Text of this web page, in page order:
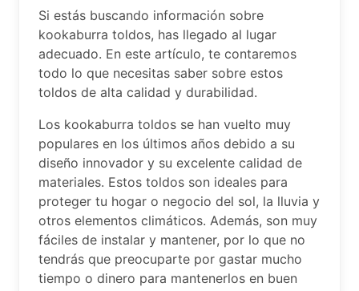
Si estás buscando información sobre
kookaburra toldos, has llegado al lugar
adecuado. En este artículo, te contaremos
todo lo que necesitas saber sobre estos
toldos de alta calidad y durabilidad.
Los kookaburra toldos se han vuelto muy
populares en los últimos años debido a su
diseño innovador y su excelente calidad de
materiales. Estos toldos son ideales para
proteger tu hogar o negocio del sol, la lluvia y
otros elementos climáticos. Además, son muy
fáciles de instalar y mantener, por lo que no
tendrás que preocuparte por gastar mucho
tiempo o dinero para mantenerlos en buen